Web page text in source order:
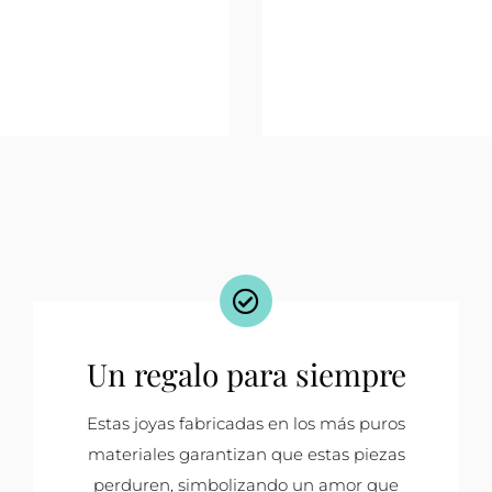
Un regalo para siempre
Estas joyas fabricadas en los más puros
materiales garantizan que estas piezas
perduren, simbolizando un amor que